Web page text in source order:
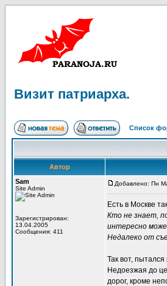
Визит патриарха.
Список
Автор
Sam
Site Admin
Зарегистрирован:
13.04.2005
Сообщения: 411
Добавлено: Пн
Есть в Москве
Кто не знает,
интересно
Недалеко от
Так вот,
Недоезжая до
дорог, кроме